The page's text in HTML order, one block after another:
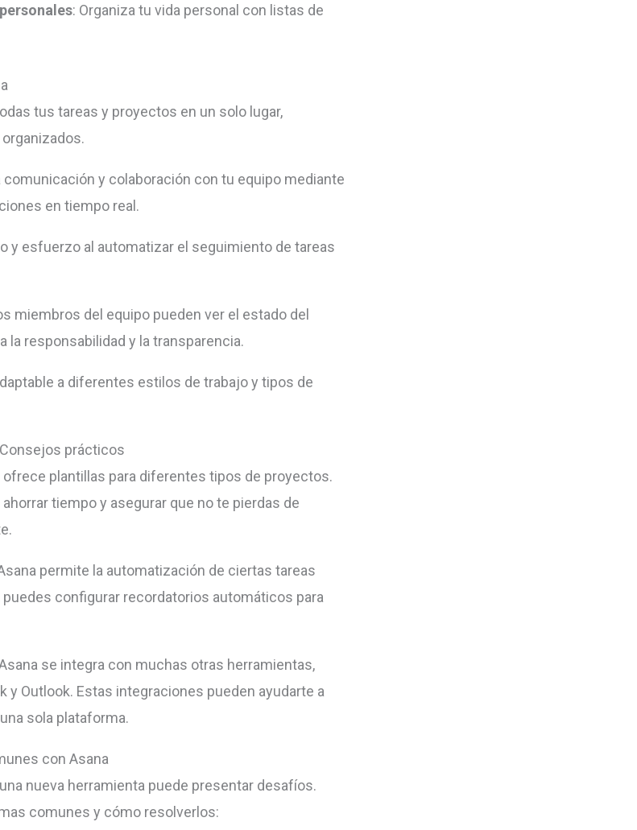
: Organiza tu vida personal con listas de
tus tareas y proyectos en un solo lugar,
comunicación y colaboración con tu equipo mediante
en tiempo real.
y esfuerzo al automatizar el seguimiento de tareas
miembros del equipo pueden ver el estado del
la responsabilidad y la transparencia.
a diferentes estilos de trabajo y tipos de
prácticos
ofrece plantillas para diferentes tipos de proyectos.
tiempo y asegurar que no te pierdas de
permite la automatización de ciertas tareas
configurar recordatorios automáticos para
se integra con muchas otras herramientas,
y Outlook. Estas integraciones pueden ayudarte a
sola plataforma.
con Asana
nueva herramienta puede presentar desafíos.
comunes y cómo resolverlos: